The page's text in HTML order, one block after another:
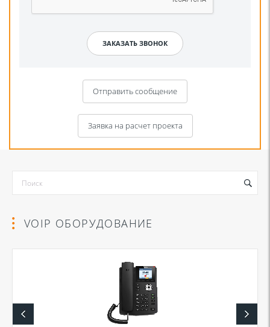
Отправить сообщение
Я даю согласие на обработку моих персональных данных для связи
Политикой в отношении обработки персональных
Политикой конфиденциальности
Заявка на расчет проекта
VOIP ОБОРУДОВАНИЕ